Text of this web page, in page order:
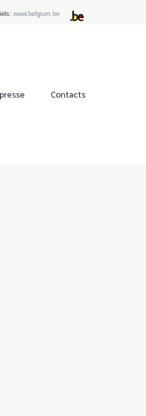
www.belgium.be
Contacts